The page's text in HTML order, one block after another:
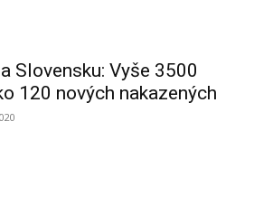
Slovensku: Vyše 3500
120 nových nakazených